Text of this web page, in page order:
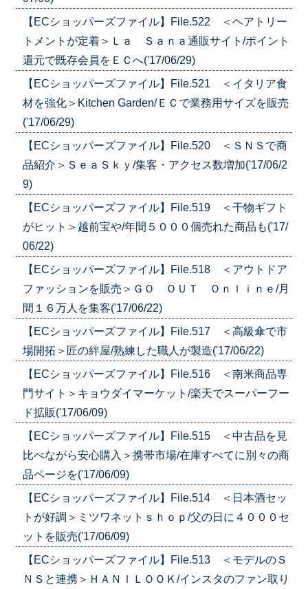
【ECショッパーズファイル】File.522 ＜ヘアトリー
トメントが定着＞Ｌａ Ｓａｎａ通販サイト/ポイント
還元で既存会員をＥＣへ('17/06/29)
【ECショッパーズファイル】File.521 ＜イタリア食
材を強化＞Kitchen Garden/ＥＣで業務用サイズを販売
('17/06/29)
【ECショッパーズファイル】File.520 ＜ＳＮＳで商
品紹介＞ＳｅａＳｋｙ/集客・アクセス数増加('17/06/2
9)
【ECショッパーズファイル】File.519 ＜干物ギフト
がヒット＞越前宝や/年間５０００個売れた商品も('17/
06/22)
【ECショッパーズファイル】File.518 ＜アウトドア
ファッションを販売＞ＧＯ ＯＵＴ Ｏｎｌｉｎｅ/月
間１６万人を集客('17/06/22)
【ECショッパーズファイル】File.517 ＜高級傘で市
場開拓＞匠の絆屋/熟練した職人が製造('17/06/22)
【ECショッパーズファイル】File.516 ＜南米商品専
門サイト＞キョウダイマーケット/楽天でスーパーフー
ド拡販('17/06/09)
【ECショッパーズファイル】File.515 ＜中古品を見
比べながら安心購入＞携帯市場/在庫すべてに別々の商
品ページを('17/06/09)
【ECショッパーズファイル】File.514 ＜日本酒セッ
トが好調＞ミツワネットｓｈｏｐ/父の日に４０００セ
ットを販売('17/06/09)
【ECショッパーズファイル】File.513 ＜モデルのＳ
ＮＳと連携＞ＨＡＮＩＬＯＯＫ/インスタのファン取り